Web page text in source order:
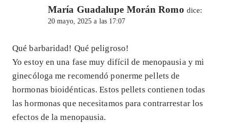
María Guadalupe Morán Romo dice:
20 mayo, 2025 a las 17:07
Qué barbaridad! Qué peligroso!
Yo estoy en una fase muy difícil de menopausia y mi
ginecóloga me recomendó ponerme pellets de
hormonas bioidénticas. Estos pellets contienen todas
las hormonas que necesitamos para contrarrestar los
efectos de la menopausia.